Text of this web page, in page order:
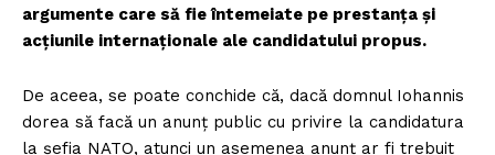
argumente care să fie întemeiate pe prestanța și
acțiunile internaționale ale candidatului propus.
De aceea, se poate conchide că, dacă domnul Iohannis
dorea să facă un anunț public cu privire la candidatura
la șefia NATO, atunci un asemenea anunț ar fi trebuit